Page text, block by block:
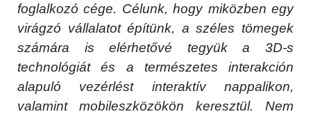
foglalkozó cége. Célunk, hogy miközben egy
virágzó vállalatot építünk, a széles tömegek
számára is elérhetővé tegyük a 3D-s
technológiát és a természetes interakción
alapuló vezérlést interaktív nappalikon,
valamint mobileszközökön keresztül. Nem